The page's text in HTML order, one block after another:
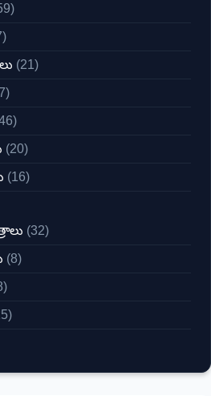
(21)
(20)
(16)
(32)
(8)